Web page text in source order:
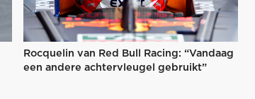
Rocquelin van Red Bull Racing: “Vandaag
een andere achtervleugel gebruikt”